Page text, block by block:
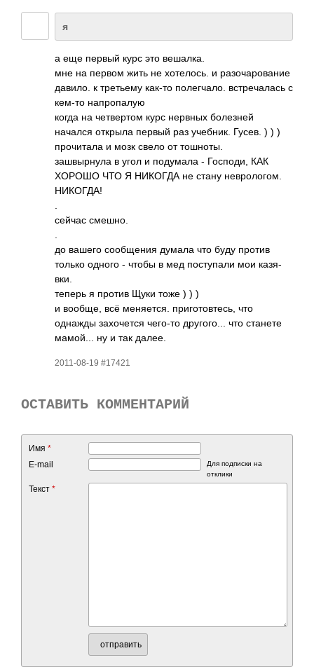
я
а еще первый курс это веша­лка.
мне на первом жить не хоте­лось. и разо­чаро­вание
давило. к трет­ьему как-то поле­гчало. встр­ечал­ась с
кем-то напр­опалую
когда на четв­ертом курс нервных боле­зней
начался открыла первый раз учеб­ник. Гусев. ) ) )
проч­итала и мозк свело от тошн­оты.
зашв­ырнула в угол и поду­мала - Госп­оди, КАК
ХОРОШО ЧТО Я НИКОГДА не стану невр­олог­ом.
НИКО­ГДА!
сейчас смешно.
до вашего сооб­щения думала что буду против
только одного - чтобы в мед пост­упали мои казя­
вки.
теперь я против Щуки тоже ) ) )
и вообще, всё меня­ется. приг­отов­тесь, что
однажды захо­чется чего-то друг­ого... что станете
мамо­й... ну и так далее.
2011-08-19 #17421
ОСТАВИТЬ КОММЕНТАРИЙ
Имя *
E-mail
Для подписки на
отклики
Текст *
отправить